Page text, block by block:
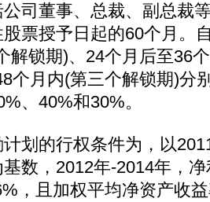
董事、总裁、副总裁
票授予日起的60个月。
解锁期)、24个月后至36
个月内(第三个解锁期)分
、40%和30%。
的行权条件为，以
数，2012年-2014年，
，且加权平均净资产收